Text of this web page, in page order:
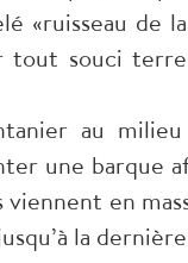
«ruisseau de
souci
au
une barque
en
la